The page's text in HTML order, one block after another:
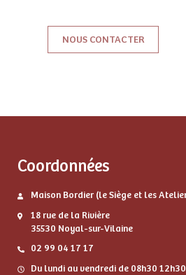
NOUS CONTACTER
Coordonnées
Maison Bordier (le Siège et les
18 rue de la Rivière
35530 Noyal-sur-Vilaine
02 99 04 17 17
Du lundi au vendredi de 08h30